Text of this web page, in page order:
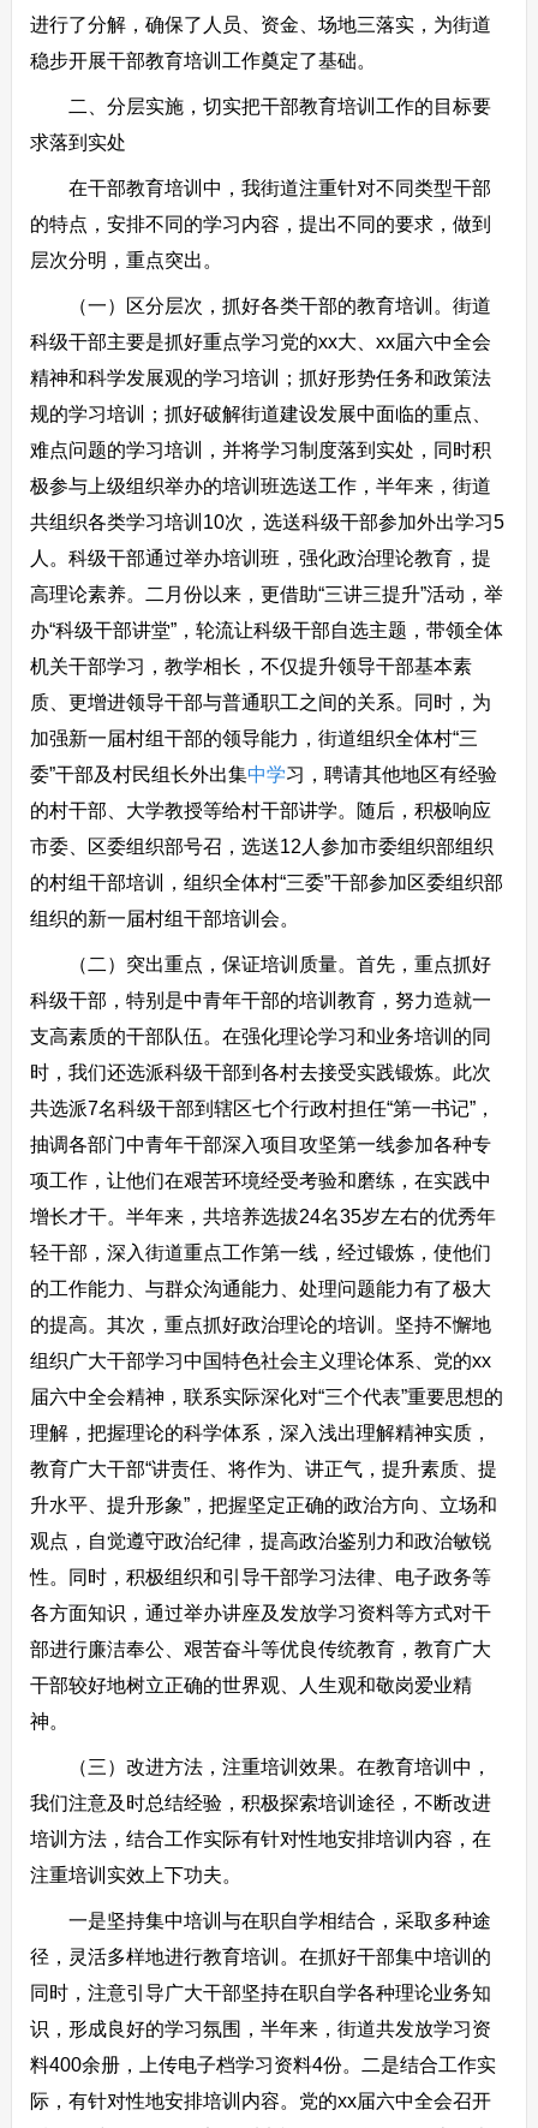
进行了分解，确保了人员、资金、场地三落实，为街道
稳步开展干部教育培训工作奠定了基础。
二、分层实施，切实把干部教育培训工作的目标要
求落到实处
在干部教育培训中，我街道注重针对不同类型干部
的特点，安排不同的学习内容，提出不同的要求，做到
层次分明，重点突出。
（一）区分层次，抓好各类干部的教育培训。街道
科级干部主要是抓好重点学习党的xx大、xx届六中全会
精神和科学发展观的学习培训；抓好形势任务和政策法
规的学习培训；抓好破解街道建设发展中面临的重点、
难点问题的学习培训，并将学习制度落到实处，同时积
极参与上级组织举办的培训班选送工作，半年来，街道
共组织各类学习培训10次，选送科级干部参加外出学习5
人。科级干部通过举办培训班，强化政治理论教育，提
高理论素养。二月份以来，更借助“三讲三提升”活动，举
办“科级干部讲堂”，轮流让科级干部自选主题，带领全体
机关干部学习，教学相长，不仅提升领导干部基本素
质、更增进领导干部与普通职工之间的关系。同时，为
加强新一届村组干部的领导能力，街道组织全体村“三
委”干部及村民组长外出集中学习，聘请其他地区有经验
的村干部、大学教授等给村干部讲学。随后，积极响应
市委、区委组织部号召，选送12人参加市委组织部组织
的村组干部培训，组织全体村“三委”干部参加区委组织部
组织的新一届村组干部培训会。
（二）突出重点，保证培训质量。首先，重点抓好
科级干部，特别是中青年干部的培训教育，努力造就一
支高素质的干部队伍。在强化理论学习和业务培训的同
时，我们还选派科级干部到各村去接受实践锻炼。此次
共选派7名科级干部到辖区七个行政村担任“第一书记”，
抽调各部门中青年干部深入项目攻坚第一线参加各种专
项工作，让他们在艰苦环境经受考验和磨练，在实践中
增长才干。半年来，共培养选拔24名35岁左右的优秀年
轻干部，深入街道重点工作第一线，经过锻炼，使他们
的工作能力、与群众沟通能力、处理问题能力有了极大
的提高。其次，重点抓好政治理论的培训。坚持不懈地
组织广大干部学习中国特色社会主义理论体系、党的xx
届六中全会精神，联系实际深化对“三个代表”重要思想的
理解，把握理论的科学体系，深入浅出理解精神实质，
教育广大干部“讲责任、将作为、讲正气，提升素质、提
升水平、提升形象”，把握坚定正确的政治方向、立场和
观点，自觉遵守政治纪律，提高政治鉴别力和政治敏锐
性。同时，积极组织和引导干部学习法律、电子政务等
各方面知识，通过举办讲座及发放学习资料等方式对干
部进行廉洁奉公、艰苦奋斗等优良传统教育，教育广大
干部较好地树立正确的世界观、人生观和敬岗爱业精
神。
（三）改进方法，注重培训效果。在教育培训中，
我们注意及时总结经验，积极探索培训途径，不断改进
培训方法，结合工作实际有针对性地安排培训内容，在
注重培训实效上下功夫。
一是坚持集中培训与在职自学相结合，采取多种途
径，灵活多样地进行教育培训。在抓好干部集中培训的
同时，注意引导广大干部坚持在职自学各种理论业务知
识，形成良好的学习氛围，半年来，街道共发放学习资
料400余册，上传电子档学习资料4份。二是结合工作实
际，有针对性地安排培训内容。党的xx届六中全会召开